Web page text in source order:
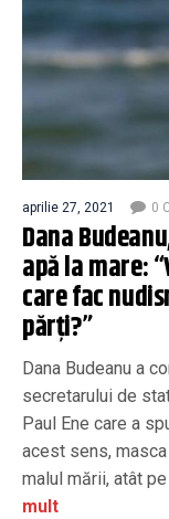
aprilie 27, 2021 0
Dana
apă la mare:
care fac
părți?”
Dana Budeanu a
secretarului de
Paul Ene care a
acest sens,
malul mării, atât
mult